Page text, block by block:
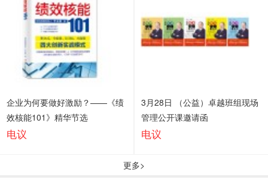
企业为何要做好激励？——《绩
效核能101》精华节选
电议
3月28日 （公益）卓越班组现场
管理公开课邀请函
电议
更多>